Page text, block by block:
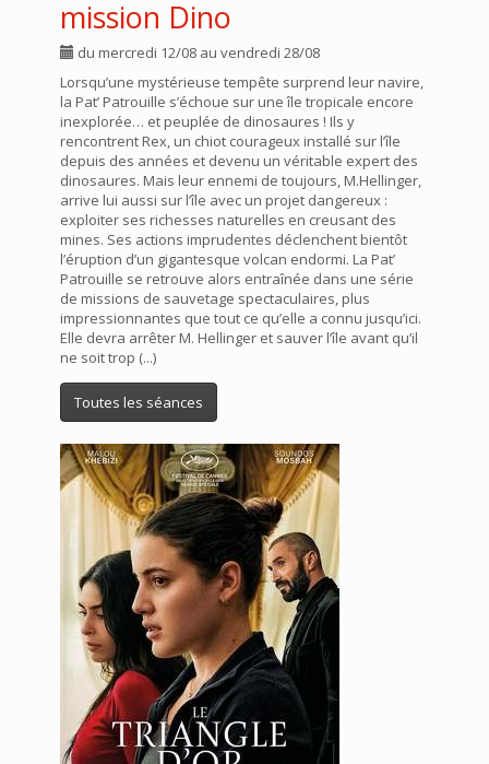
mission Dino
du mercredi 12/08 au vendredi 28/08
Lorsqu’une mystérieuse tempête surprend leur navire,
la Pat’ Patrouille s’échoue sur une île tropicale encore
inexplorée… et peuplée de dinosaures ! Ils y
rencontrent Rex, un chiot courageux installé sur l’île
depuis des années et devenu un véritable expert des
dinosaures. Mais leur ennemi de toujours, M.Hellinger,
arrive lui aussi sur l’île avec un projet dangereux :
exploiter ses richesses naturelles en creusant des
mines. Ses actions imprudentes déclenchent bientôt
l’éruption d’un gigantesque volcan endormi. La Pat’
Patrouille se retrouve alors entraînée dans une série
de missions de sauvetage spectaculaires, plus
impressionnantes que tout ce qu’elle a connu jusqu’ici.
Elle devra arrêter M. Hellinger et sauver l’île avant qu’il
ne soit trop (...)
Toutes les séances